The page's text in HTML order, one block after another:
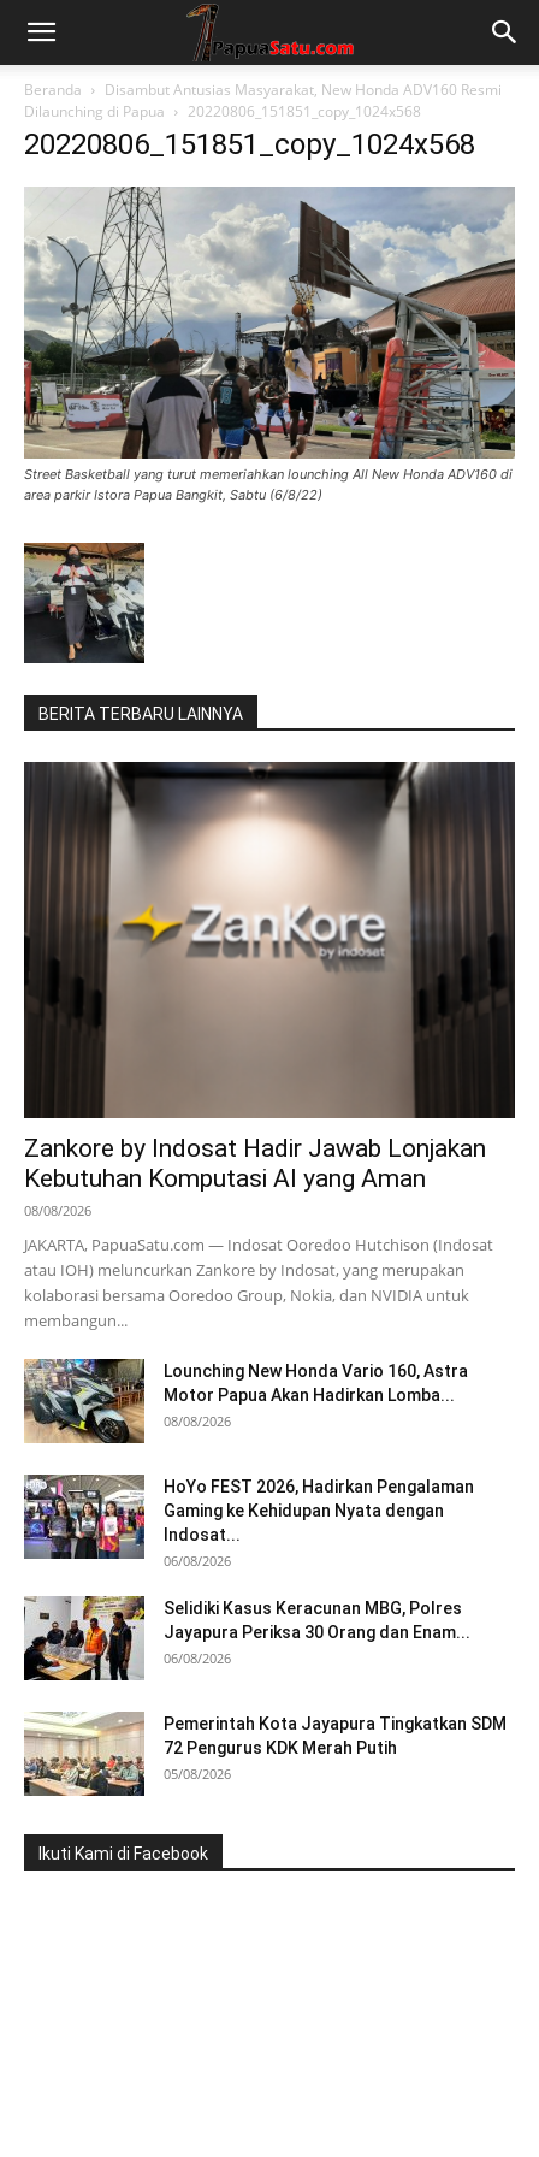
Beranda
Disambut Antusias Masyarakat, New Honda ADV160 Resmi
Dilaunching di Papua
20220806_151851_copy_1024x568
20220806_151851_copy_1024x568
Street Basketball yang turut memeriahkan lounching All New Honda ADV160 di
area parkir Istora Papua Bangkit, Sabtu (6/8/22)
BERITA TERBARU LAINNYA
Zankore by Indosat Hadir Jawab Lonjakan
Kebutuhan Komputasi AI yang Aman
08/08/2026
JAKARTA, PapuaSatu.com — Indosat Ooredoo Hutchison (Indosat
atau IOH) meluncurkan Zankore by Indosat, yang merupakan
kolaborasi bersama Ooredoo Group, Nokia, dan NVIDIA untuk
membangun...
Lounching New Honda Vario 160, Astra
Motor Papua Akan Hadirkan Lomba...
08/08/2026
HoYo FEST 2026, Hadirkan Pengalaman
Gaming ke Kehidupan Nyata dengan
Indosat...
06/08/2026
Selidiki Kasus Keracunan MBG, Polres
Jayapura Periksa 30 Orang dan Enam...
06/08/2026
Pemerintah Kota Jayapura Tingkatkan SDM
72 Pengurus KDK Merah Putih
05/08/2026
Ikuti Kami di Facebook